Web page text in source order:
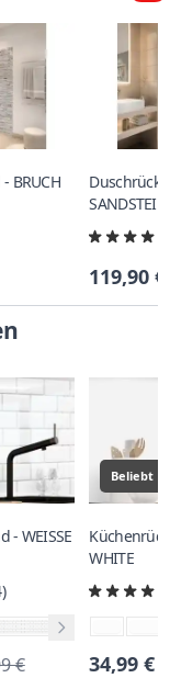
BRUCH
119,90 €
- WEISSE
€
Beliebt
WHITE
34,99 €